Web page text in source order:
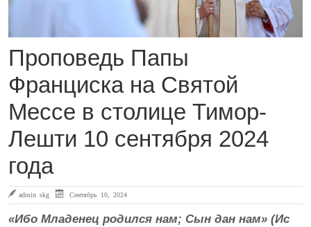
Проповедь Папы
Франциска на Святой
Мессе в столице Тимор-
Лешти 10 сентября 2024
года
admin skg Сентябрь 10, 2024
«Ибо Младенец родился нам; Сын дан нам» (Ис